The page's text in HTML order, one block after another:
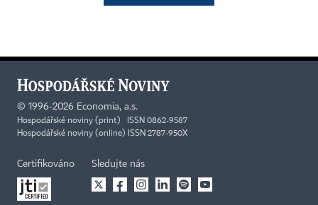
© 1996-2026 Economia, a.s.
Hospodářské noviny (print) ISSN 0862-9587
Hospodářské noviny (online) ISSN 2787-950X
Certifikováno Sledujte nás